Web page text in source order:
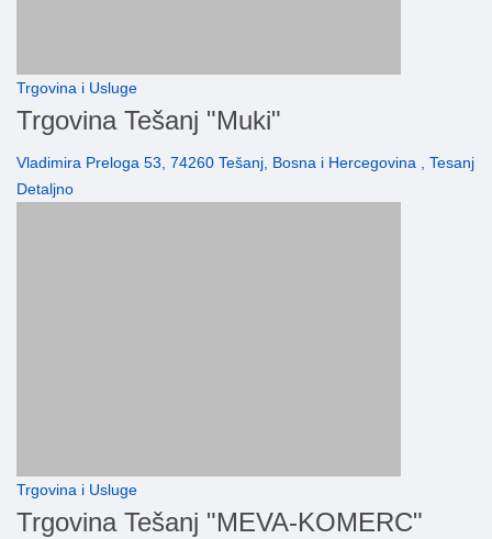
Trgovina i Usluge
Trgovina Tešanj "Muki"
Vladimira Preloga 53, 74260 Tešanj, Bosna i Hercegovina , Tesanj
Detaljno
Trgovina i Usluge
Trgovina Tešanj "MEVA-KOMERC"